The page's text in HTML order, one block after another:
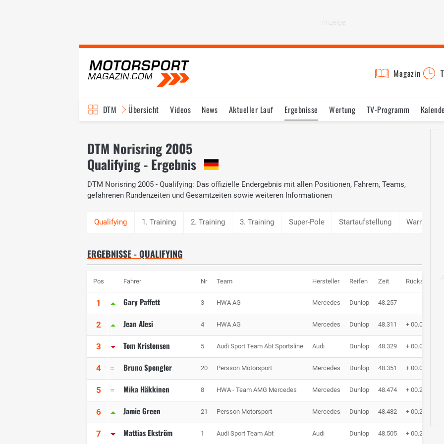
Magazin
DTM Übersicht Videos News Aktueller Lauf Ergebnisse Wertung TV-Programm
DTM Norisring 2005
Qualifying - Ergebnis
DTM Norisring 2005 - Qualifying: Das offizielle Endergebnis mit allen Positionen, Fahrern, Teams,
gefahrenen Rundenzeiten und Gesamtzeiten sowie weiteren Informationen
1. Training 2. Training 3. Training Super-Pole Startaufstellung Warm Up
ERGEBNISSE - QUALIFYING
Pos Fahrer Nr Team Hersteller Reifen Zeit Rückstand
1 Gary Paffett 3 HWA AG Mercedes Dunlop 48.257
2 Jean Alesi 4 HWA AG Mercedes Dunlop 48.311 + 00.054
3 Tom Kristensen 5 Audi Sport Team Abt Sportsline Audi Dunlop 48.329 + 00.072
4 Bruno Spengler 20 Persson Motorsport Mercedes Dunlop 48.351 + 00.094
5 Mika Häkkinen 8 HWA - Team AMG Mercedes Mercedes Dunlop 48.474 + 00.217
6 Jamie Green 21 Persson Motorsport Mercedes Dunlop 48.482 + 00.225
7 Mattias Ekström 1 Audi Sport Team Abt Audi Dunlop 48.505 + 00.248